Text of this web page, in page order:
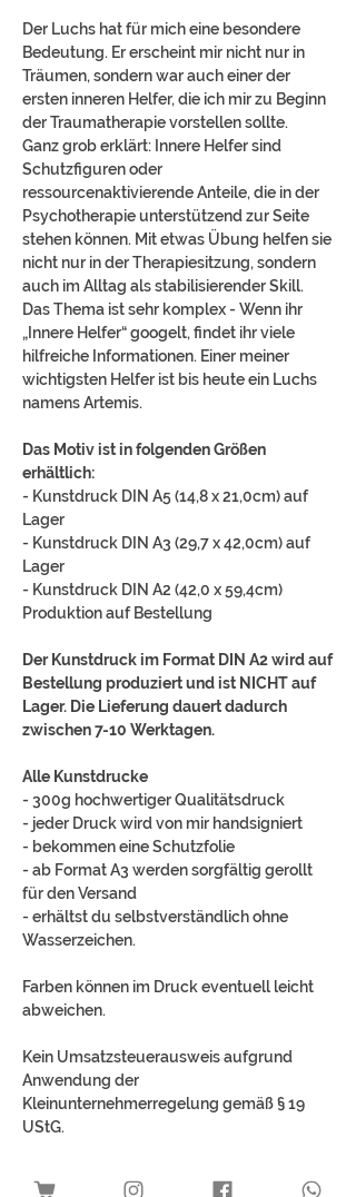
Der Luchs hat für mich eine besondere
Bedeutung. Er erscheint mir nicht nur in
Träumen, sondern war auch einer der
ersten inneren Helfer, die ich mir zu Beginn
der Traumatherapie vorstellen sollte.
Ganz grob erklärt: Innere Helfer sind
Schutzfiguren oder
ressourcenaktivierende Anteile, die in der
Psychotherapie unterstützend zur Seite
stehen können. Mit etwas Übung helfen sie
nicht nur in der Therapiesitzung, sondern
auch im Alltag als stabilisierender Skill.
Das Thema ist sehr komplex - Wenn ihr
„Innere Helfer“ googelt, findet ihr viele
hilfreiche Informationen. Einer meiner
wichtigsten Helfer ist bis heute ein Luchs
namens Artemis.
Das Motiv ist in folgenden Größen
erhältlich:
- Kunstdruck DIN A5 (14,8 x 21,0cm) auf
Lager
- Kunstdruck DIN A3 (29,7 x 42,0cm) auf
Lager
- Kunstdruck DIN A2 (42,0 x 59,4cm)
Produktion auf Bestellung
Der Kunstdruck im Format DIN A2 wird auf
Bestellung produziert und ist NICHT auf
Lager. Die Lieferung dauert dadurch
zwischen 7-10 Werktagen.
Alle Kunstdrucke
- 300g hochwertiger Qualitätsdruck
- jeder Druck wird von mir handsigniert
- bekommen eine Schutzfolie
- ab Format A3 werden sorgfältig gerollt
für den Versand
- erhältst du selbstverständlich ohne
Wasserzeichen.
Farben können im Druck eventuell leicht
abweichen.
Kein Umsatzsteuerausweis aufgrund
Anwendung der
Kleinunternehmerregelung gemäß § 19
UStG.